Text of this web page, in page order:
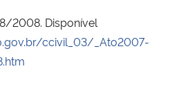
2008. Disponível
ccivil_03/_Ato2007-